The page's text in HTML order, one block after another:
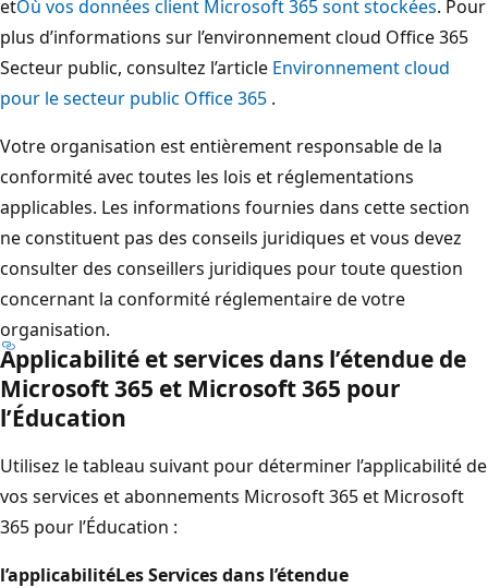
etOù vos données client Microsoft 365 sont stockées. Pour
plus d’informations sur l’environnement cloud Office 365
Secteur public, consultez l’article Environnement cloud
pour le secteur public Office 365 .
Votre organisation est entièrement responsable de la
conformité avec toutes les lois et réglementations
applicables. Les informations fournies dans cette section
ne constituent pas des conseils juridiques et vous devez
consulter des conseillers juridiques pour toute question
concernant la conformité réglementaire de votre
organisation.
Applicabilité et services dans l’étendue de
Microsoft 365 et Microsoft 365 pour
l’Éducation
Utilisez le tableau suivant pour déterminer l’applicabilité de
vos services et abonnements Microsoft 365 et Microsoft
365 pour l’Éducation :
l’applicabilitéLes Services dans l’étendue